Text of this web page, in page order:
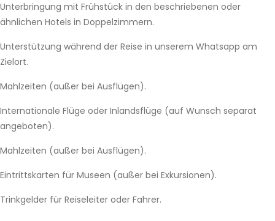
Unterbringung mit Frühstück in den beschriebenen oder
ähnlichen Hotels in Doppelzimmern.
Unterstützung während der Reise in unserem Whatsapp am
Zielort.
Mahlzeiten (außer bei Ausflügen).
Internationale Flüge oder Inlandsflüge (auf Wunsch separat
angeboten).
Mahlzeiten (außer bei Ausflügen).
Eintrittskarten für Museen (außer bei Exkursionen).
Trinkgelder für Reiseleiter oder Fahrer.